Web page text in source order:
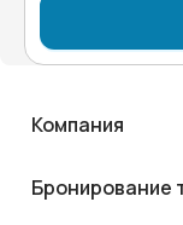
Компания
Бронирование